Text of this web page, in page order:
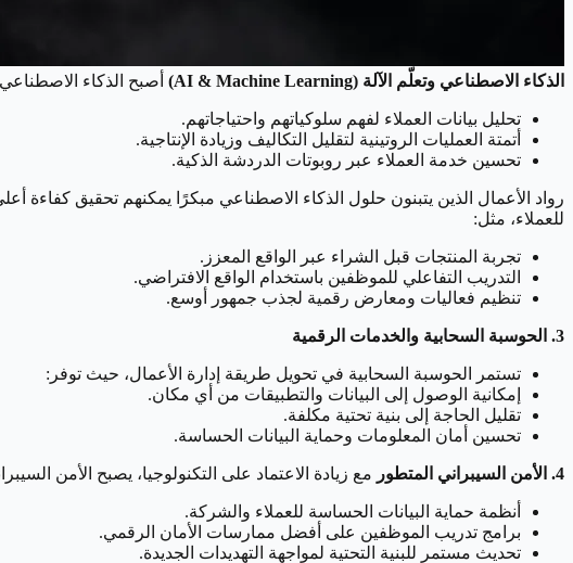
الذكاء الاصطناعي وتعلّم الآلة (AI & Machine Learning)
أصبح الذكاء
تحليل بيانات العملاء لفهم سلوكياتهم واحتياجاتهم.
أتمتة العمليات الروتينية لتقليل التكاليف وزيادة الإنتاجية.
تحسين خدمة العملاء عبر روبوتات الدردشة الذكية.
رواد الأعمال الذين يتبنون حلول الذكاء الاصطناعي مبكرًا يمكنهم تحقيق كفاءة
للعملاء، مثل:
تجربة المنتجات قبل الشراء عبر الواقع المعزز.
التدريب التفاعلي للموظفين باستخدام الواقع الافتراضي.
تنظيم فعاليات ومعارض رقمية لجذب جمهور أوسع.
3. الحوسبة السحابية والخدمات الرقمية
تستمر الحوسبة السحابية في تحويل طريقة إدارة الأعمال، حيث توفر:
إمكانية الوصول إلى البيانات والتطبيقات من أي مكان.
تقليل الحاجة إلى بنية تحتية مكلفة.
تحسين أمان المعلومات وحماية البيانات الحساسة.
4. الأمن السيبراني المتطور مع زيادة الاعتماد على التكنولوجيا، يصبح الأمن
أنظمة حماية البيانات الحساسة للعملاء والشركة.
برامج تدريب الموظفين على أفضل ممارسات الأمان الرقمي.
تحديث مستمر للبنية التحتية لمواجهة التهديدات الجديدة.